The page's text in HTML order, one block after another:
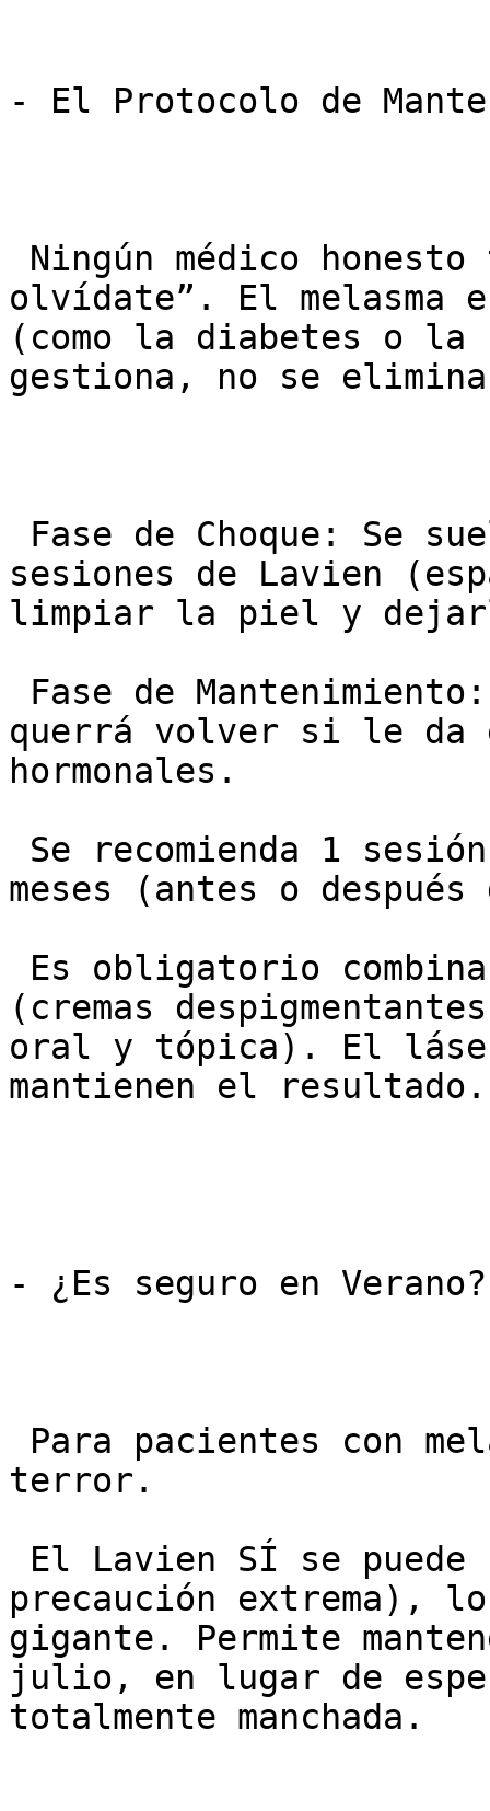
- El Protocolo de
olvídate”. El melasma
(como la diabetes o la
gestiona, no se
sesiones de Lavien
limpiar la piel y
querrá volver si le da
hormonales.
meses (antes o
(cremas
oral y tópica). El
mantienen el resultado.
- ¿Es seguro en Verano?
terror.
precaución extrema),
gigante. Permite
julio, en lugar de
totalmente manchada.